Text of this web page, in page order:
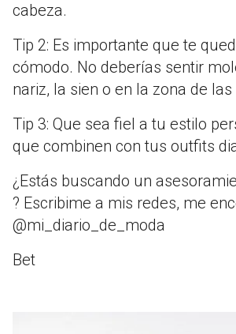
cabeza.
Tip 2: Es importante que te
cómodo. No deberías sentir
nariz, la sien o en la zona de las
Tip 3: Que sea fiel a tu estilo
que combinen con tus outfits
¿Estás buscando un
? Escribime a mis redes, me
@mi_diario_de_moda
Bet